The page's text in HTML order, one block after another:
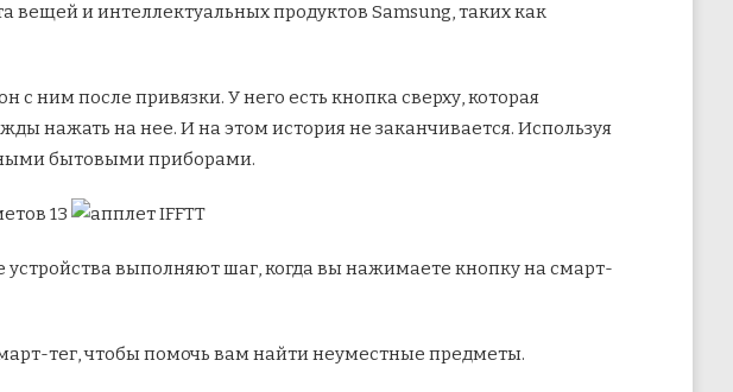
и интеллектуальных продуктов Samsung, таких как
ним после привязки. У него есть кнопка сверху, которая
нажать на нее. И на этом история не заканчивается. Используя
бытовыми приборами.
выполняют шаг, когда вы нажимаете кнопку на смарт-
тег, чтобы помочь вам найти неуместные предметы.